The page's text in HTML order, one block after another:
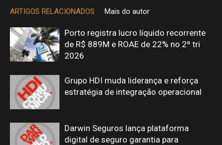
ARTIGOS RELACIONADOS Mais do autor
Porto registra lucro líquido recorrente
de R$ 889M e ROAE de 22% no 2º tri
2026
Grupo HDI muda liderança e reforça
estratégia de integração operacional
Darwin Seguros lança plataforma
digital de seguro garantia para